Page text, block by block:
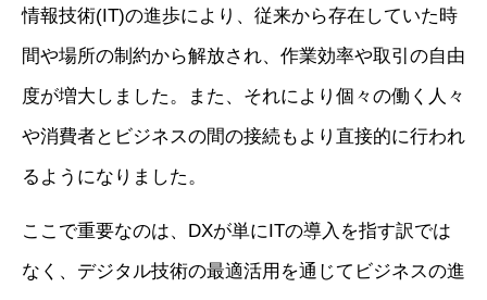
情報技術(IT)の進歩により、従来から存在していた時
間や場所の制約から解放され、作業効率や取引の自由
度が増大しました。また、それにより個々の働く人々
や消費者とビジネスの間の接続もより直接的に行われ
るようになりました。
ここで重要なのは、DXが単にITの導入を指す訳では
なく、デジタル技術の最適活用を通じてビジネスの進